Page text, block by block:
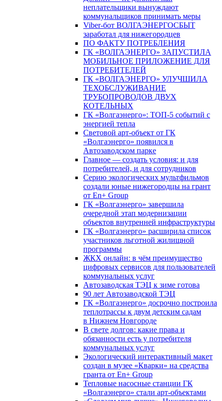
неплательщики вынуждают
коммунальщиков принимать меры
Viber-бот ВОЛГАЭНЕРГОСБЫТ
заработал для нижегородцев
ПО ФАКТУ ПОТРЕБЛЕНИЯ
ГК «ВОЛГАЭНЕРГО» ЗАПУСТИЛА
МОБИЛЬНОЕ ПРИЛОЖЕНИЕ ДЛЯ
ПОТРЕБИТЕЛЕЙ
ГК «ВОЛГАЭНЕРГО» УЛУЧШИЛА
ТЕХОБСЛУЖИВАНИЕ
ТРУБОПРОВОДОВ ДВУХ
КОТЕЛЬНЫХ
ГК «Волгаэнерго»: ТОП-5 событий с
энергией тепла
Световой арт-объект от ГК
«Волгаэнерго» появился в
Автозаводском парке
Главное — создать условия: и для
потребителей, и для сотрудников
Серию экологических мультфильмов
создали юные нижегородцы на грант
от En+ Group
ГК «Волгаэнерго» завершила
очередной этап модернизации
объектов внутренней инфраструктуры
ГК «Волгаэнерго» расширила список
участников льготной жилищной
программы
ЖКХ онлайн: в чём преимущество
цифровых сервисов для пользователей
коммунальных услуг
Автозаводская ТЭЦ к зиме готова
90 лет Автозаводской ТЭЦ
ГК «Волгаэнерго» досрочно построила
теплотрассы к двум детским садам
в Нижнем Новгороде
В свете долгов: какие права и
обязанности есть у потребителя
коммунальных услуг
Экологический интерактивный макет
создан в музее «Кварки» на средства
гранта от En+ Group
Тепловые насосные станции ГК
«Волгаэнерго» стали арт-объектами